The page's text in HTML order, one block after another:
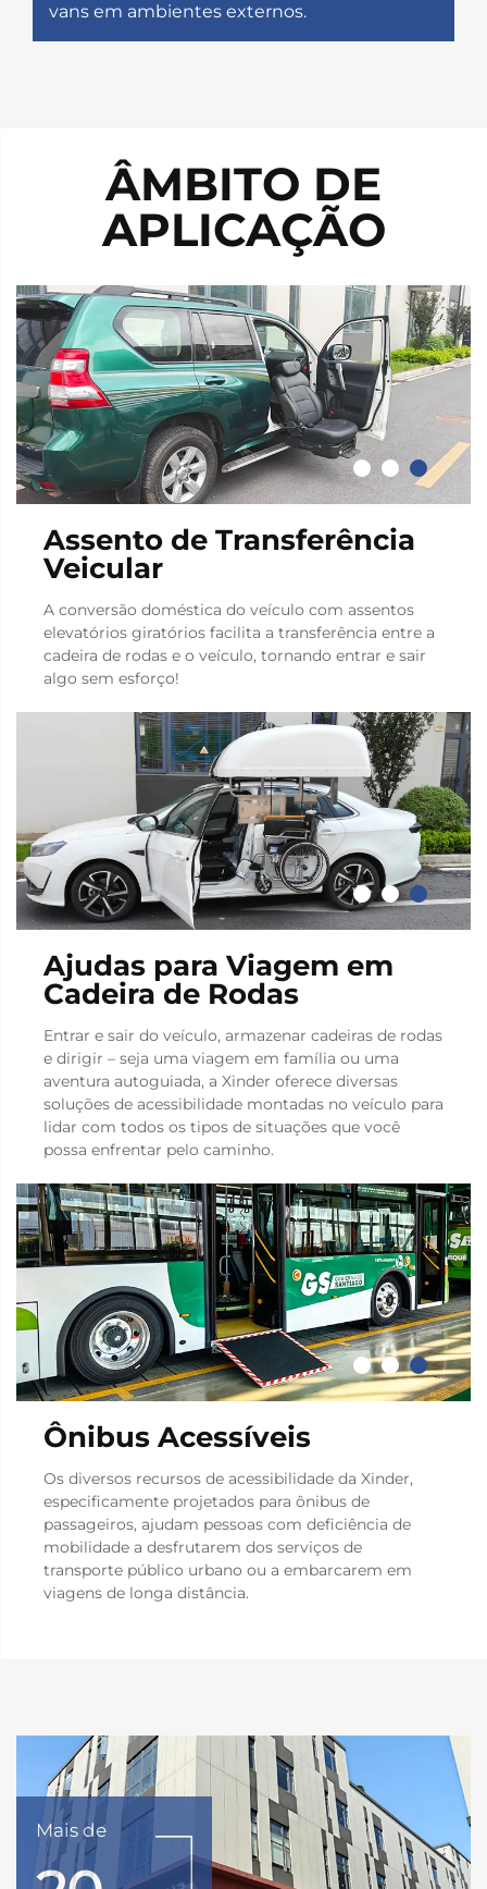
vans em ambientes externos.
ÂMBITO DE
APLICAÇÃO
Assento de Transferência
Veicular
A conversão doméstica do veículo com assentos
elevatórios giratórios facilita a transferência entre a
cadeira de rodas e o veículo, tornando entrar e sair
algo sem esforço!
Ajudas para Viagem em
Cadeira de Rodas
Entrar e sair do veículo, armazenar cadeiras de rodas
e dirigir – seja uma viagem em família ou uma
aventura autoguiada, a Xinder oferece diversas
soluções de acessibilidade montadas no veículo para
lidar com todos os tipos de situações que você
possa enfrentar pelo caminho.
Ônibus Acessíveis
Os diversos recursos de acessibilidade da Xinder,
especificamente projetados para ônibus de
passageiros, ajudam pessoas com deficiência de
mobilidade a desfrutarem dos serviços de
transporte público urbano ou a embarcarem em
viagens de longa distância.
Mais de